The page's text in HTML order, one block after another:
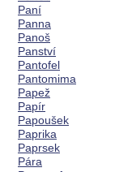
Paní
Panna
Panoš
Panství
Pantofel
Pantomima
Papež
Papír
Papoušek
Paprika
Paprsek
Pára